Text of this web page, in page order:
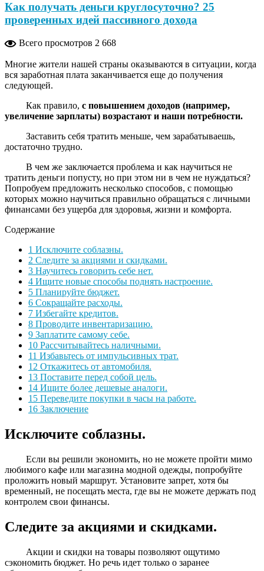
Как получать деньги круглосуточно? 25
проверенных идей пассивного дохода
Всего просмотров 2 668
Многие жители нашей страны оказываются в ситуации, когда
вся заработная плата заканчивается еще до получения
следующей.
Как правило, с повышением доходов (например,
увеличение зарплаты) возрастают и наши потребности.
Заставить себя тратить меньше, чем зарабатываешь,
достаточно трудно.
В чем же заключается проблема и как научиться не
тратить деньги попусту, но при этом ни в чем не нуждаться?
Попробуем предложить несколько способов, с помощью
которых можно научиться правильно обращаться с личными
финансами без ущерба для здоровья, жизни и комфорта.
Содержание
1 Исключите соблазны.
2 Следите за акциями и скидками.
3 Научитесь говорить себе нет.
4 Ищите новые способы поднять настроение.
5 Планируйте бюджет.
6 Сокращайте расходы.
7 Избегайте кредитов.
8 Проводите инвентаризацию.
9 Заплатите самому себе.
10 Рассчитывайтесь наличными.
11 Избавьтесь от импульсивных трат.
12 Откажитесь от автомобиля.
13 Поставите перед собой цель.
14 Ищите более дешевые аналоги.
15 Переведите покупки в часы на работе.
16 Заключение
Исключите соблазны.
Если вы решили экономить, но не можете пройти мимо
любимого кафе или магазина модной одежды, попробуйте
проложить новый маршрут. Установите запрет, хотя бы
временный, не посещать места, где вы не можете держать под
контролем свои финансы.
Следите за акциями и скидками.
Акции и скидки на товары позволяют ощутимо
сэкономить бюджет. Но речь идет только о заранее